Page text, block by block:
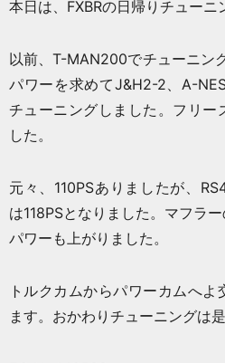
本日は、FXBRの日帰りチューニ
以前、T-MAN200でチューニン
パワーを求めてJ&H2-2、A-
チューニングしました。フリー
した。
元々、110PSありましたが、
は118PSとなりました。マフラ
パワーも上がりました。
トルクカムからパワーカムへ
ます。おかわりチューニングは